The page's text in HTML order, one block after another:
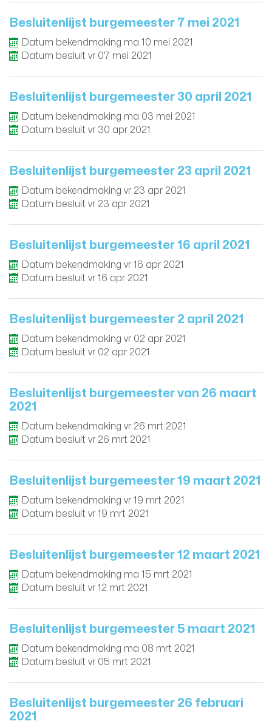
Besluitenlijst burgemeester 7 mei 2021
Datum bekendmaking ma 10 mei 2021
Datum besluit vr 07 mei 2021
Besluitenlijst burgemeester 30 april 2021
Datum bekendmaking ma 03 mei 2021
Datum besluit vr 30 apr 2021
Besluitenlijst burgemeester 23 april 2021
Datum bekendmaking vr 23 apr 2021
Datum besluit vr 23 apr 2021
Besluitenlijst burgemeester 16 april 2021
Datum bekendmaking vr 16 apr 2021
Datum besluit vr 16 apr 2021
Besluitenlijst burgemeester 2 april 2021
Datum bekendmaking vr 02 apr 2021
Datum besluit vr 02 apr 2021
Besluitenlijst burgemeester van 26 maart
2021
Datum bekendmaking vr 26 mrt 2021
Datum besluit vr 26 mrt 2021
Besluitenlijst burgemeester 19 maart 2021
Datum bekendmaking vr 19 mrt 2021
Datum besluit vr 19 mrt 2021
Besluitenlijst burgemeester 12 maart 2021
Datum bekendmaking ma 15 mrt 2021
Datum besluit vr 12 mrt 2021
Besluitenlijst burgemeester 5 maart 2021
Datum bekendmaking ma 08 mrt 2021
Datum besluit vr 05 mrt 2021
Besluitenlijst burgemeester 26 februari
2021